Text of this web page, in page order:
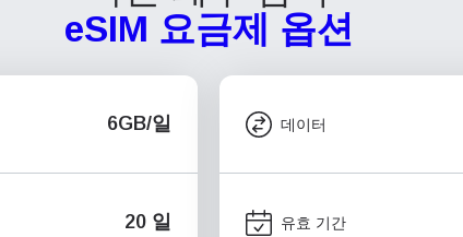
eSIM 요금제 옵션
6GB/일
20 일
데이터
유효 기간